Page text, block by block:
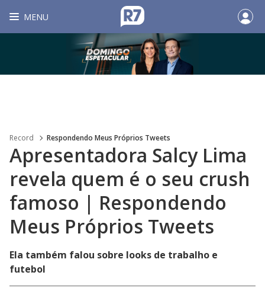
MENU
Record Respondendo Meus Próprios Tweets
Apresentadora Salcy Lima
revela quem é o seu crush
famoso | Respondendo
Meus Próprios Tweets
Ela também falou sobre looks de trabalho e
futebol